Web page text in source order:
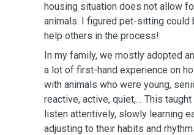
housing situation does not allow
animals. I figured pet-sitting could
help others in the process!
In my family, we mostly adopted
a lot of first-hand experience on
with animals who were young,
reactive, active, quiet,… This
listen attentively, slowly learning
adjusting to their habits and